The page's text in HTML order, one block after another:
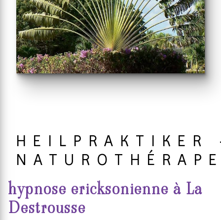
HEILPRAKTIKER
hypnose ericksonienne à La
Destrousse